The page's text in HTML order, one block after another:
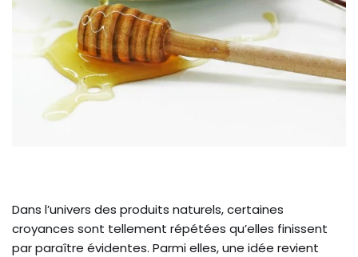
Dans l’univers des produits naturels, certaines
croyances sont tellement répétées qu’elles finissent
par paraître évidentes. Parmi elles, une idée revient